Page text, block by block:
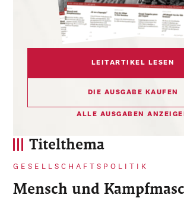
Titelthema
GESELLSCHAFTSPOLITIK
Mensch und
LEITARTIKEL LESEN
DIE AUSGABE KAUFEN
ALLE AUSGABEN